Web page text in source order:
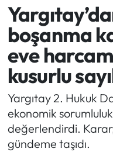
boşanma
eve
kusurlu
Yargıtay 2. Hukuk
ekonomik
değerlendirdi. Karar,
gündeme taşıdı.
Bilgi - Keşfet
Bilim ve Teknoloji
Boğazkale
Çorum Haberleri
Çorum Son
Çorum Namaz
Çorum Trafik
TFF 1.Lig Puan
Tüm Manşetler
Son Dakika